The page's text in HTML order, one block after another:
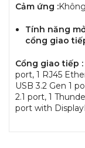
Cảm ứng :Không
Tính năng
cổng giao
Cổng giao tiếp :
port, 1 RJ45
USB 3.2 Gen 1
2.1 port, 1
port with